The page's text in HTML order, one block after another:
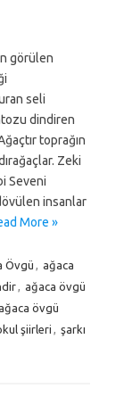
görülen
seli
dindiren
toprağın
Zeki
Seveni
insanlar
More »
Övgü
ağaca
ağaca övgü
ağaca övgü
şiirleri
şarkı